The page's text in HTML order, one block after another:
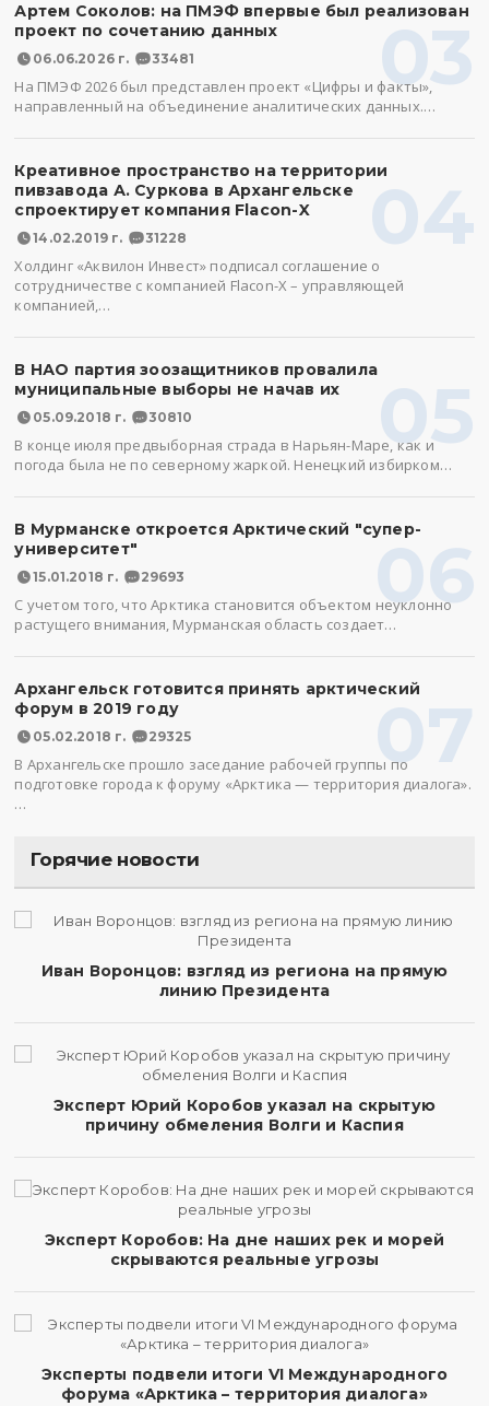
03
Артем Соколов: на ПМЭФ впервые был реализован
проект по сочетанию данных
06.06.2026 г. 33481
На ПМЭФ 2026 был представлен проект «Цифры и факты»,
направленный на объединение аналитических данных.…
04
Креативное пространство на территории
пивзавода А. Суркова в Архангельске
спроектирует компания Flacon-X
14.02.2019 г. 31228
Холдинг «Аквилон Инвест» подписал соглашение о
сотрудничестве с компанией Flacon-X – управляющей
компанией,…
05
В НАО партия зоозащитников провалила
муниципальные выборы не начав их
05.09.2018 г. 30810
В конце июля предвыборная страда в Нарьян-Маре, как и
погода была не по северному жаркой. Ненецкий избирком…
06
В Мурманске откроется Арктический "супер-
университет"
15.01.2018 г. 29693
С учетом того, что Арктика становится объектом неуклонно
растущего внимания, Мурманская область создает…
07
Архангельск готовится принять арктический
форум в 2019 году
05.02.2018 г. 29325
В Архангельске прошло заседание рабочей группы по
подготовке города к форуму «Арктика — территория диалога».
…
Горячие новости
Иван Воронцов: взгляд из региона на прямую
линию Президента
Эксперт Юрий Коробов указал на скрытую
причину обмеления Волги и Каспия
Эксперт Коробов: На дне наших рек и морей
скрываются реальные угрозы
Эксперты подвели итоги VI Международного
форума «Арктика – территория диалога»